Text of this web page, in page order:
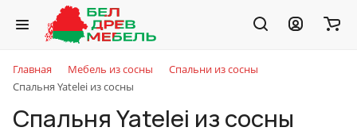
Главная Мебель из сосны
Спальни из сосны
Спальня Yatelei из сосны
Спальня Yatelei из сосны